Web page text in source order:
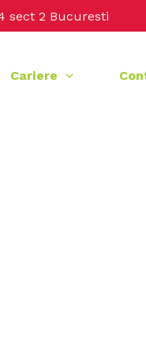
sect 2 Bucuresti
Cariere